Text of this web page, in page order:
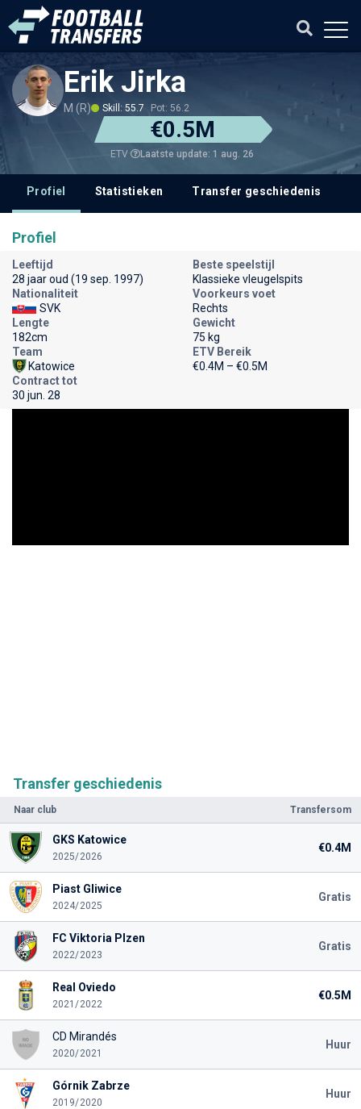
Erik Jirka
M (R) Skill: 55.7 Pot: 56.2
€0.5M
ETV Laatste update: 1 aug. 26
Profiel Statistieken Transfer geschiedenis
Transfer geschiedenis
Naar club Transfersom
GKS Katowice
2025/2026
€0.4M
Piast Gliwice
2024/2025
Gratis
FC Viktoria Plzen
2022/2023
Gratis
Real Oviedo
2021/2022
€0.5M
CD Mirandés
2020/2021
Huur
Górnik Zabrze
2019/2020
Huur
Profiel
Leeftijd
28 jaar oud (19 sep. 1997)
Beste speelstijl
Klassieke vleugelspits
Nationaliteit
SVK
Voorkeurs voet
Rechts
Lengte
182cm
Gewicht
75 kg
Team
Katowice
ETV Bereik
€0.4M – €0.5M
Contract tot
30 jun. 28